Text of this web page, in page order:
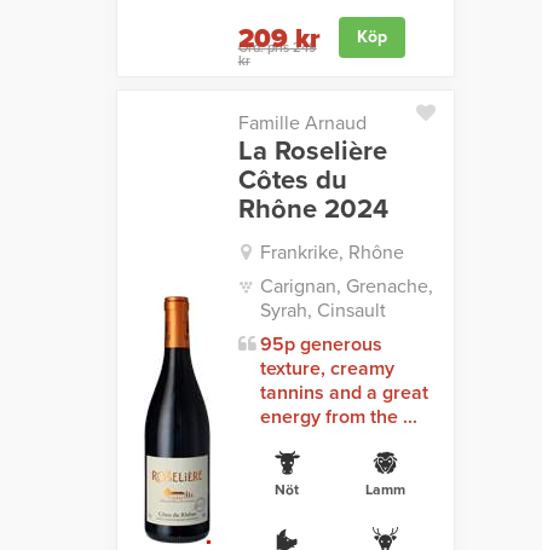
Ord. pris 249
kr
209 kr Köp
Famille Arnaud
La Roselière
Côtes du
Rhône 2024
Frankrike, Rhône
Carignan, Grenache,
Syrah, Cinsault
95p generous
texture, creamy
tannins and a great
energy from the ...
Nöt Lamm